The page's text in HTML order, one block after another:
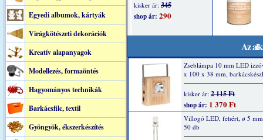
Egyedi albumok, kártyák
Virágkötészeti dekorációk
Kreatív alapanyagok
Modellezés, formaöntés
Hagyományos technikák
Barkácsfilc, textil
Gyöngyök, ékszerkészítés
Az
Zseblámpa 10 mm LED
x 100 x 38 mm,
kisker ár: 2 115 Ft
shop ár: 1 370 Ft
Villogó LED, fehért, ø 5
50 db